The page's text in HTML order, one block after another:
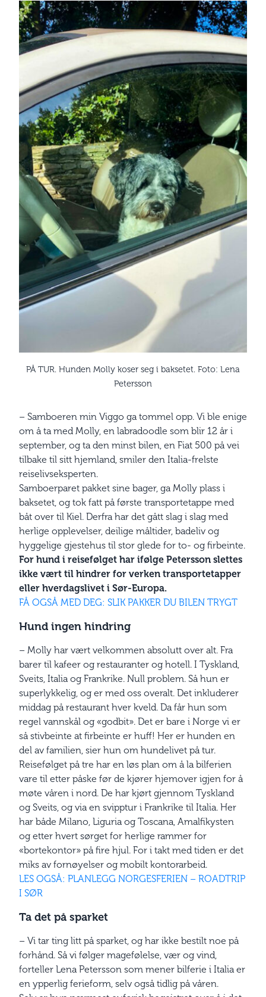
PÅ TUR. Hunden Molly koser seg i baksetet. Foto: Lena
Petersson
– Samboeren min Viggo ga tommel opp. Vi ble enige
om å ta med Molly, en labradoodle som blir 12 år i
september, og ta den minst bilen, en Fiat 500 på vei
tilbake til sitt hjemland, smiler den Italia-frelste
reiselivseksperten.
Samboerparet pakket sine bager, ga Molly plass i
baksetet, og tok fatt på første transportetappe med
båt over til Kiel. Derfra har det gått slag i slag med
herlige opplevelser, deilige måltider, badeliv og
hyggelige gjestehus til stor glede for to- og firbeinte.
For hund i reisefølget har ifølge Petersson slettes
ikke vært til hindrer for verken transportetapper
eller hverdagslivet i Sør-Europa.
FÅ OGSÅ MED DEG: SLIK PAKKER DU BILEN TRYGT
Hund ingen hindring
– Molly har vært velkommen absolutt over alt. Fra
barer til kafeer og restauranter og hotell. I Tyskland,
Sveits, Italia og Frankrike. Null problem. Så hun er
superlykkelig, og er med oss overalt. Det inkluderer
middag på restaurant hver kveld. Da får hun som
regel vannskål og «godbit». Det er bare i Norge vi er
så stivbeinte at firbeinte er huff! Her er hunden en
del av familien, sier hun om hundelivet på tur.
Reisefølget på tre har en løs plan om å la bilferien
vare til etter påske før de kjører hjemover igjen for å
møte våren i nord. De har kjørt gjennom Tyskland
og Sveits, og via en svipptur i Frankrike til Italia. Her
har både Milano, Liguria og Toscana, Amalfikysten
og etter hvert sørget for herlige rammer for
«bortekontor» på fire hjul. For i takt med tiden er det
miks av fornøyelser og mobilt kontorarbeid.
LES OGSÅ: PLANLEGG NORGESFERIEN – ROADTRIP
I SØR
Ta det på sparket
– Vi tar ting litt på sparket, og har ikke bestilt noe på
forhånd. Så vi følger magefølelse, vær og vind,
forteller Lena Petersson som mener bilferie i Italia er
en ypperlig ferieform, selv også tidlig på våren.